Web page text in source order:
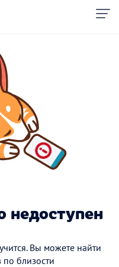
недоступен
Вы можете найти
по близости